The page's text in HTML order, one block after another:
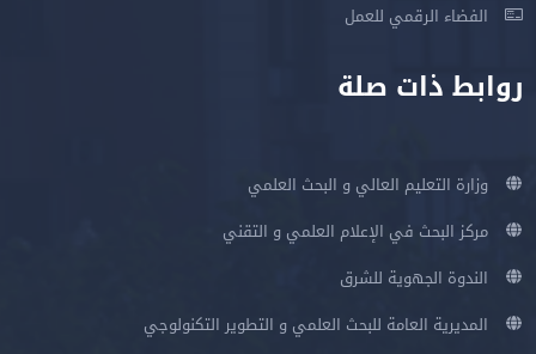
الفضاء الرقمي للعمل
روابط ذات صلة
وزارة التعليم العالي و البحث العلمي
مركز البحث في الإعلام العلمي و التقني
الندوة الجهوية للشرق
المديرية العامة للبحث العلمي و التطوير التكنولوجي